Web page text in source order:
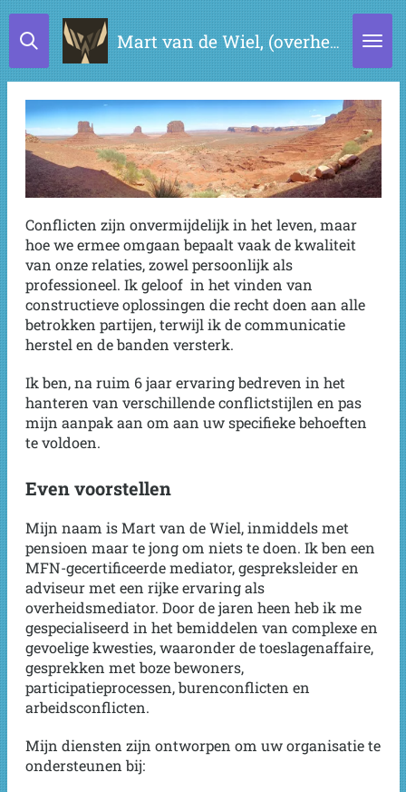
Ga
direct
de
hoofdinhoud
Mart van de Wiel, (overheids)mediation, bemiddeling en advies
Conflicten zijn onvermijdelijk in het leven, maar
hoe we ermee omgaan bepaalt vaak de kwaliteit
van onze relaties, zowel persoonlijk als
professioneel. Ik geloof in het vinden van
constructieve oplossingen die recht doen aan alle
betrokken partijen, terwijl ik de communicatie
herstel en de banden versterk.
Ik ben, na ruim 6 jaar ervaring bedreven in het
hanteren van verschillende conflictstijlen en pas
mijn aanpak aan om aan uw specifieke behoeften
te voldoen.
Even voorstellen
Mijn naam is Mart van de Wiel, inmiddels met
pensioen maar te jong om niets te doen. Ik ben een
MFN-gecertificeerde mediator, gespreksleider en
adviseur met een rijke ervaring als
overheidsmediator. Door de jaren heen heb ik me
gespecialiseerd in het bemiddelen van complexe en
gevoelige kwesties, waaronder de toeslagenaffaire,
gesprekken met boze bewoners,
participatieprocessen, burenconflicten en
arbeidsconflicten.
Mijn diensten zijn ontworpen om uw organisatie te
ondersteunen bij: